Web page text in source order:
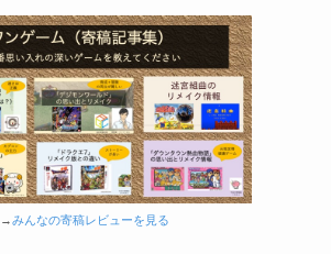
→みんなの寄稿レビューを見る